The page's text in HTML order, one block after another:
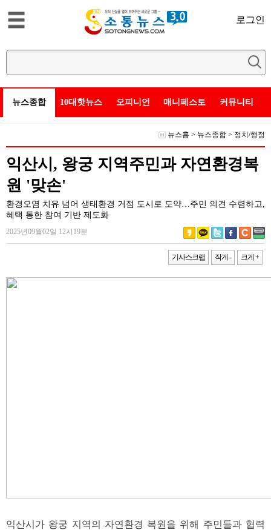
로그인
뉴스종합 10대핫뉴스 오피니언 매니페스토 커뮤니티
뉴스홈 > 뉴스종합 > 정치/행정
익산시, 왕궁 지역주민과 자연환경복
원 '맞손'
환경오염 치유 넘어 생태환경 거점 도시로 도약…주민 의견 수렴하고,
혜택 통한 참여 기반 제도화
2025년09월02일 12시19분
기사스크랩 작게 - 크게 +
익산시가 왕궁 지역의 자연환경 복원을 위해 주민들과 협력